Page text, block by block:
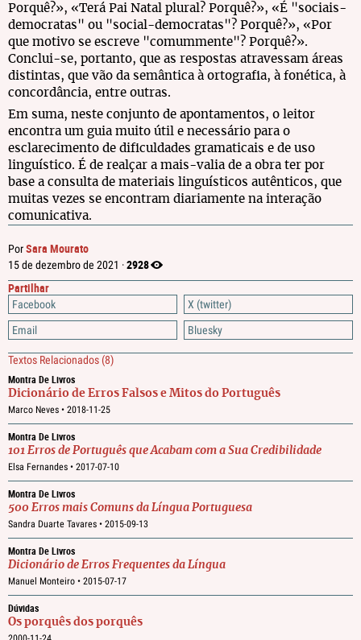
PorSara Mourato
15 de dezembro de 2021 ·2928
Partilhar
Facebook
X (twitter)
Email
Bluesky
Textos Relacionados (8)
Montra De Livros
Dicionário de Erros Falsos e Mitos do Português
Marco Neves • 2018-11-25
Montra De Livros
101 Erros de Português que Acabam com a Sua Credibilidade
Elsa Fernandes • 2017-07-10
Montra De Livros
500 Erros mais Comuns da Língua Portuguesa
Sandra Duarte Tavares • 2015-09-13
Montra De Livros
Dicionário de Erros Frequentes da Língua
Manuel Monteiro • 2015-07-17
Dúvidas
Os porquês dos porquês
Porquê?», «Terá Pai Natal plural? Porquê?», «É "sociais-
democratas" ou "social-democratas"? Porquê?», «Por
que motivo se escreve "comummente"? Porquê?».
Conclui-se, portanto, que as respostas atravessam áreas
distintas, que vão da semântica à ortografia, à fonética, à
concordância, entre outras.
Em suma, neste conjunto de apontamentos, o leitor
encontra um guia muito útil e necessário para o
esclarecimento de dificuldades gramaticais e de uso
linguístico. É de realçar a mais-valia de a obra ter por
base a consulta de materiais linguísticos autênticos, que
muitas vezes se encontram diariamente na interação
comunicativa.